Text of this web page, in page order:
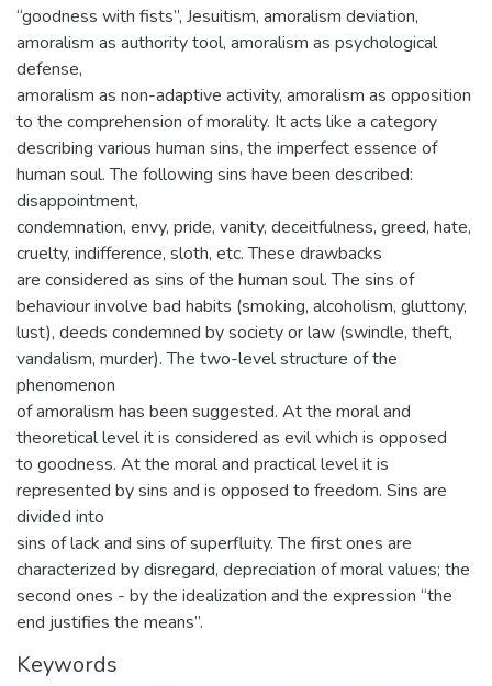
“goodness with fists”, Jesuitism, amoralism deviation,
amoralism as authority tool, amoralism as psychological
defense,
amoralism as non-adaptive activity, amoralism as opposition
to the comprehension of morality. It acts like a category
describing various human sins, the imperfect essence of
human soul. The following sins have been described:
disappointment,
condemnation, envy, pride, vanity, deceitfulness, greed, hate,
cruelty, indifference, sloth, etc. These drawbacks
are considered as sins of the human soul. The sins of
behaviour involve bad habits (smoking, alcoholism, gluttony,
lust), deeds condemned by society or law (swindle, theft,
vandalism, murder). The two-level structure of the
phenomenon
of amoralism has been suggested. At the moral and
theoretical level it is considered as evil which is opposed
to goodness. At the moral and practical level it is
represented by sins and is opposed to freedom. Sins are
divided into
sins of lack and sins of superfluity. The first ones are
characterized by disregard, depreciation of moral values; the
second ones - by the idealization and the expression “the
end justifies the means”.
Keywords